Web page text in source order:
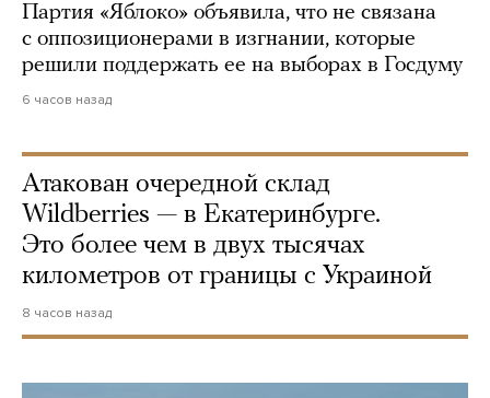
Партия «Яблоко» объявила, что не связана
с оппозиционерами в изгнании, которые
решили поддержать ее на выборах в Госдуму
6 часов назад
Атакован очередной склад
Wildberries — в Екатеринбурге.
Это более чем в двух тысячах
километров от границы с Украиной
8 часов назад